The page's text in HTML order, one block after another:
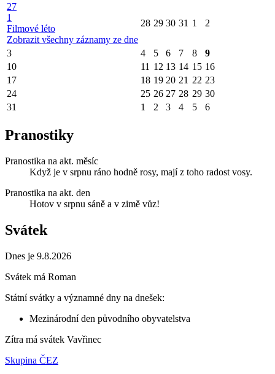
27
1
Filmové léto
Zobrazit všechny záznamy ze dne
28 29 30 31 1 2
3 4 5 6 7 8
9
10
11 12 13 14 15 16
17
18 19 20 21 22 23
24
25 26 27 28 29 30
31
1 2 3 4 5 6
Pranostiky
Pranostika na akt. měsíc
Když je v srpnu ráno hodně rosy, mají z toho radost vosy.
Pranostika na akt. den
Hotov v srpnu sáně a v zimě vůz!
Svátek
Dnes je 9.8.2026
Svátek má Roman
Státní svátky a významné dny na dnešek:
Mezinárodní den původního obyvatelstva
Zítra má svátek Vavřinec
Skupina ČEZ